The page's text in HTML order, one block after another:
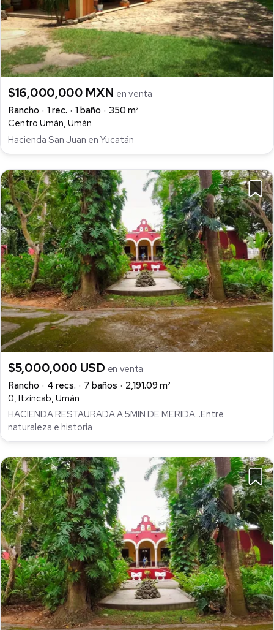
$16,000,000 MXN en venta
Rancho
1 rec. 1 baño
350 m²
Centro Umán, Umán
Hacienda San Juan en Yucatán
$5,000,000 USD en venta
Rancho
4 recs. 7 baños
2,191.09 m²
0, Itzincab, Umán
HACIENDA RESTAURADA A 5MIN DE MERIDA...Entre
naturaleza e historia